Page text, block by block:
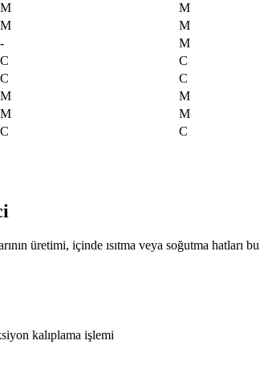
M M
M M
- M
C C
C C
M M
M M
C C
üretimi, içinde ısıtma veya soğutma
kalıplama işlemi